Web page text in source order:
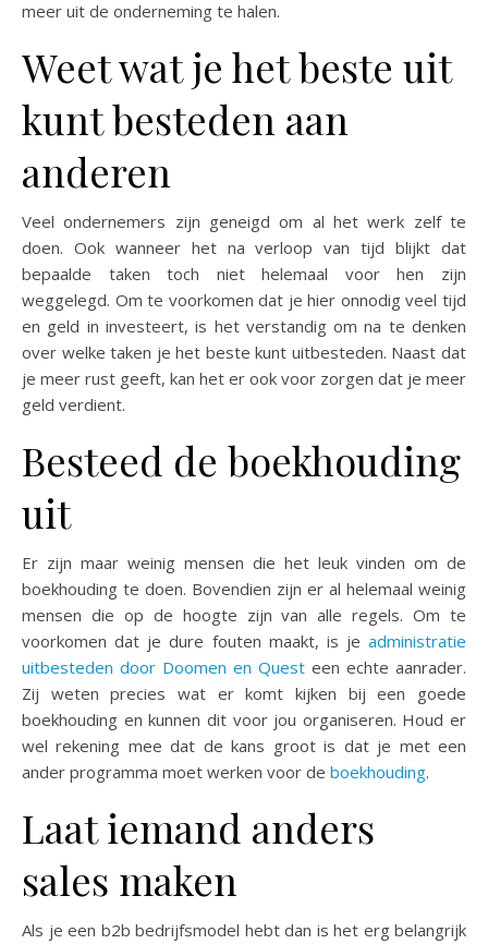
meer uit de onderneming te halen.
Weet wat je het beste uit
kunt besteden aan
anderen
Veel ondernemers zijn geneigd om al het werk zelf te
doen. Ook wanneer het na verloop van tijd blijkt dat
bepaalde taken toch niet helemaal voor hen zijn
weggelegd. Om te voorkomen dat je hier onnodig veel tijd
en geld in investeert, is het verstandig om na te denken
over welke taken je het beste kunt uitbesteden. Naast dat
je meer rust geeft, kan het er ook voor zorgen dat je meer
geld verdient.
Besteed de boekhouding
uit
Er zijn maar weinig mensen die het leuk vinden om de
boekhouding te doen. Bovendien zijn er al helemaal weinig
mensen die op de hoogte zijn van alle regels. Om te
voorkomen dat je dure fouten maakt, is je administratie
uitbesteden door Doomen en Quest een echte aanrader.
Zij weten precies wat er komt kijken bij een goede
boekhouding en kunnen dit voor jou organiseren. Houd er
wel rekening mee dat de kans groot is dat je met een
ander programma moet werken voor de boekhouding.
Laat iemand anders
sales maken
Als je een b2b bedrijfsmodel hebt dan is het erg belangrijk